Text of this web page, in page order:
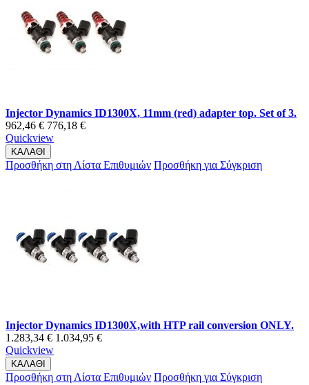
Injector Dynamics ID1300X, 11mm (red) adapter top. Set of 3.
962,46 € 776,18 €
Quickview
ΚΑΛΑΘΙ
Προσθήκη στη Λίστα Επιθυμιών Προσθήκη για Σύγκριση
Injector Dynamics ID1300X,with HTP rail conversion ONLY.
1.283,34 € 1.034,95 €
Quickview
ΚΑΛΑΘΙ
Προσθήκη στη Λίστα Επιθυμιών Προσθήκη για Σύγκριση